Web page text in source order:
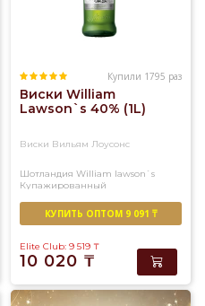
Купили 1795 раз
Виски William
Lawson`s 40% (1L)
Виски Вильям Лоусонс
Шотландия William lawson`s
Купажированный
КУПИТЬ ОПТОМ 9 091 ₸
Elite Club: 9 519 ₸
10 020 ₸